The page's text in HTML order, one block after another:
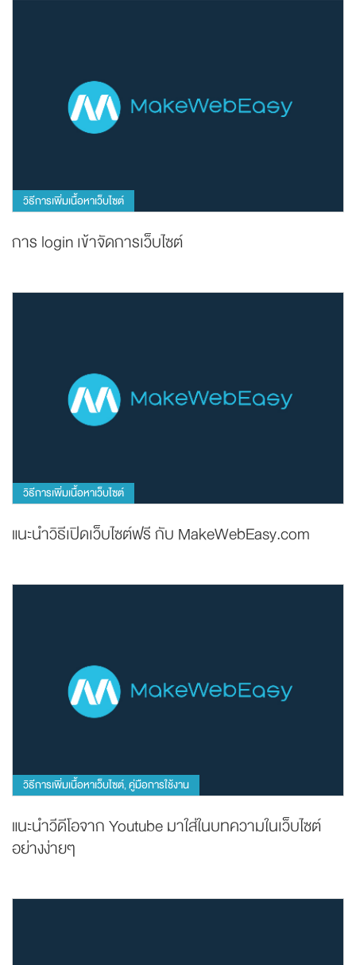
วิธีการเพิ่มเนื้อหาเว็บไซต์
การ login เข้าจัดการเว็บไซต์
วิธีการเพิ่มเนื้อหาเว็บไซต์
แนะนำวิธีเปิดเว็บไซต์ฟรี กับ MakeWebEasy.com
วิธีการเพิ่มเนื้อหาเว็บไซต์,คู่มือการใช้งาน
แนะนำวีดีโอจาก Youtube มาใส่ในบทความในเว็บไซต์
อย่างง่ายๆ